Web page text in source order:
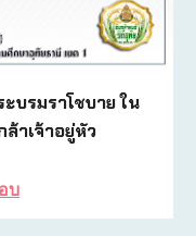
บรมราโชบาย ใน
าเจ้าอยู่หัว
บ